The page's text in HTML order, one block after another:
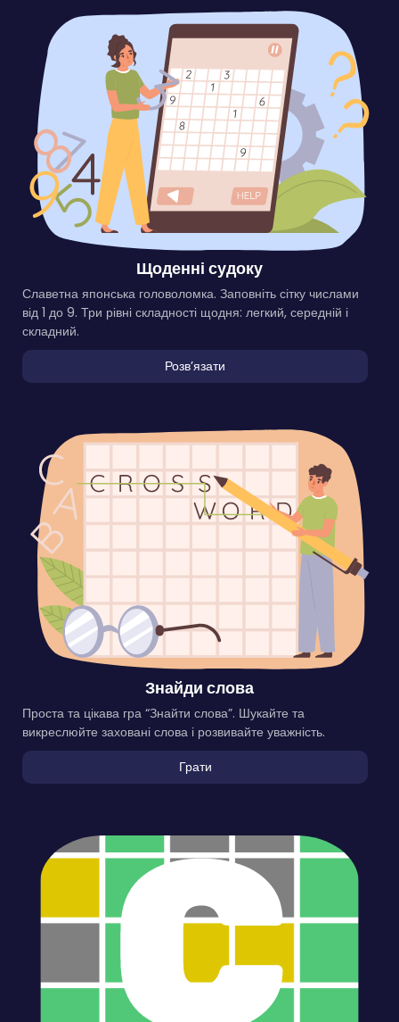
Щоденні судоку
Славетна японська головоломка. Заповніть сітку числами
від 1 до 9. Три рівні складності щодня: легкий, середній і
складний.
Розвʼязати
Знайди слова
Проста та цікава гра “Знайти слова”. Шукайте та
викреслюйте заховані слова і розвивайте уважність.
Грати